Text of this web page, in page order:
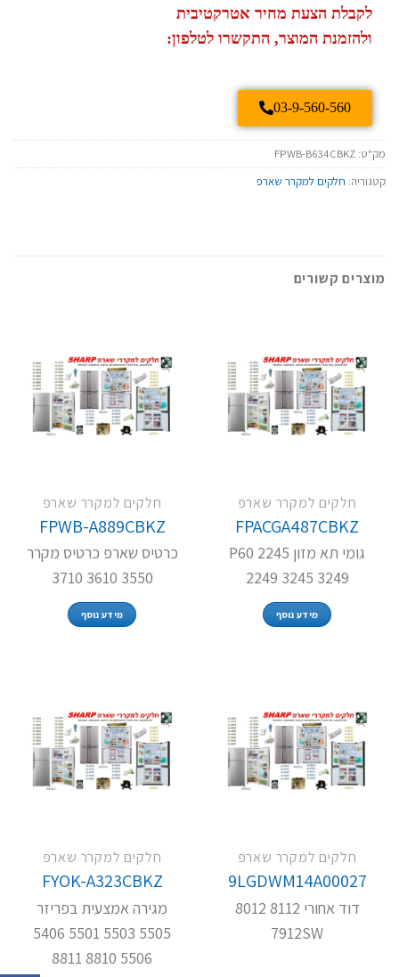
לקבלת הצעת מחיר אטרקטיבית
ולהזמנת המוצר, התקשרו לטלפון:
03-9-560-560
מק"ט: FPWB-B634CBKZ
קטגוריה: חלקים למקרר שארפ
מוצרים קשורים
חלקים למקרר שארפ
FPACGA487CBKZ
גומי תא מזון P60 2245
2249 3245 3249
מידע נוסף
חלקים למקרר שארפ
FPWB-A889CBKZ
כרטיס שארפ כרטיס מקרר
3550 3610 3710
מידע נוסף
חלקים למקרר שארפ
9LGDWM14A00027
דוד אחורי 8112 8012
7912SW
חלקים למקרר שארפ
FYOK-A323CBKZ
מגירה אמצעית בפריזר
5505 5503 5501 5406
5506 8810 8811